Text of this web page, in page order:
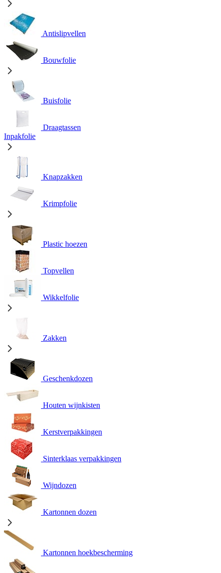
Antislipvellen
Bouwfolie
Buisfolie
Draagtassen
Inpakfolie
Knapzakken
Krimpfolie
Plastic hoezen
Topvellen
Wikkelfolie
Zakken
Geschenkdozen
Houten wijnkisten
Kerstverpakkingen
Sinterklaas verpakkingen
Wijndozen
Kartonnen dozen
Kartonnen hoekbescherming